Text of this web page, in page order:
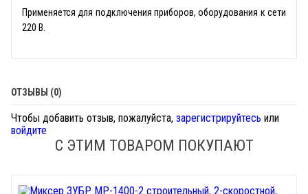
Применяется для подключения приборов, оборудования к сети
220 В.
ОТЗЫВЫ (0)
Чтобы добавить отзыв, пожалуйста, зарегистрируйтесь или
войдите
С ЭТИМ ТОВАРОМ ПОКУПАЮТ